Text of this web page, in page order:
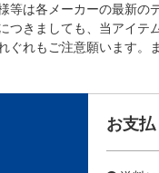
等は各メーカーの最新の
つきましても、当アイテ
ぐれもご注意願います。
お支